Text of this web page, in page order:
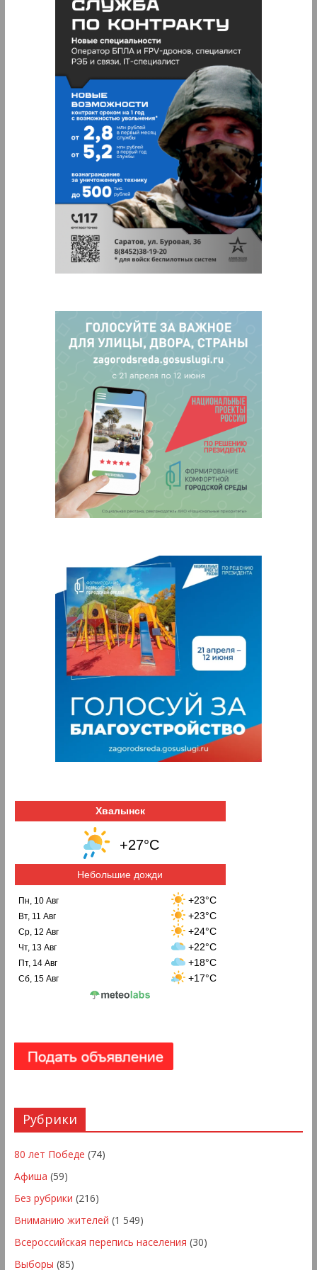
Хвалынск
+27°C
Небольшие дожди
Пн, 10 Авг +23°C
Вт, 11 Авг +23°C
Ср, 12 Авг +24°C
Чт, 13 Авг +22°C
Пт, 14 Авг +18°C
Сб, 15 Авг +17°C
Рубрики
80 лет Победе (74)
Афиша (59)
Без рубрики (216)
Вниманию жителей (1 549)
Всероссийская перепись населения (30)
Выборы (85)